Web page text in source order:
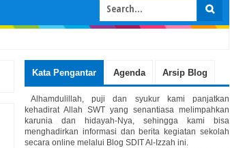
Kata Pengantar Agenda Arsip Blog
Alhamdulillah, puji dan syukur kami panjatkan
kehadirat Allah SWT yang senantiasa melimpahkan
karunia dan hidayah-Nya, sehingga kami bisa
menghadirkan informasi dan berita kegiatan sekolah
secara online melalui Blog SDIT Al-Izzah ini.